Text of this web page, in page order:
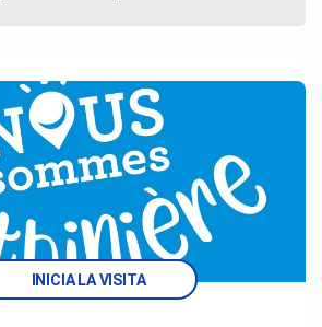
INICIA LA VISITA